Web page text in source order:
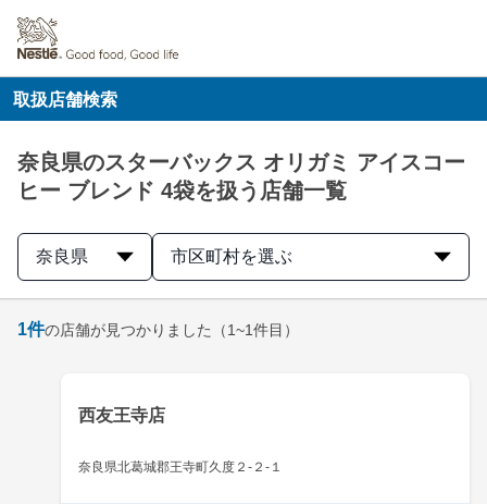
取扱店舗検索
奈良県のスターバックス オリガミ アイスコー
ヒー ブレンド 4袋を扱う店舗一覧
奈良県 市区町村を選ぶ
1件の店舗が見つかりました （1~1件目）
西友王寺店
奈良県北葛城郡王寺町久度２-２-１